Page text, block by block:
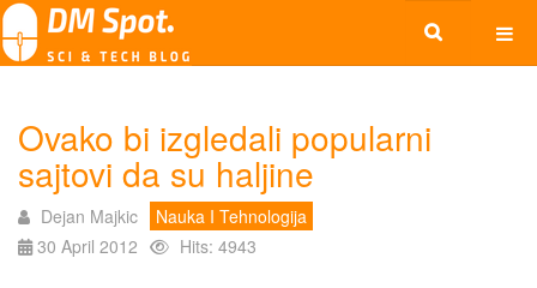
Ovako bi izgledali popularni
sajtovi da su haljine
Dejan Majkic
Nauka I Tehnologija
30 April 2012
Hits: 4943